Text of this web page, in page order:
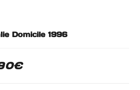
Domicile 1996
€